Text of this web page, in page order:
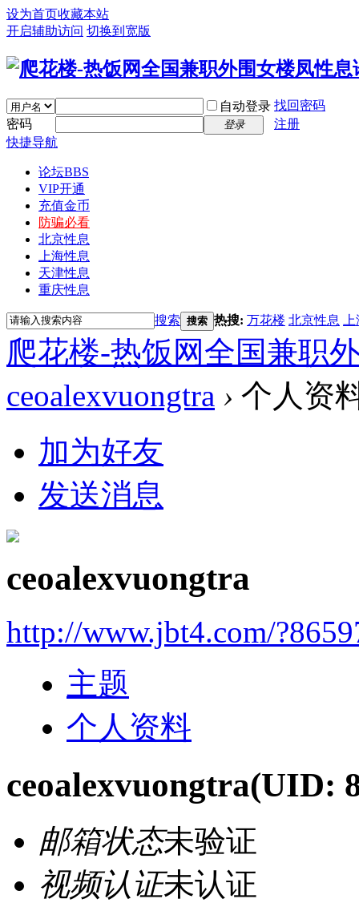
设为首页收藏本站
开启辅助访问 切换到宽版
自动登录 找回密码
密码
登录
注册
快捷导航
论坛BBS
VIP开通
充值金币
防骗必看
北京性息
上海性息
天津性息
重庆性息
搜索 搜索 热搜: 万花楼 北京性息
爬花楼-热饭网全国兼职
ceoalexvuongtra › 个人资
加为好友
发送消息
ceoalexvuongtra
http://www.jbt4.com/
主题
个人资料
ceoalexvuongtra(UID:
邮箱状态未验证
视频认证未认证